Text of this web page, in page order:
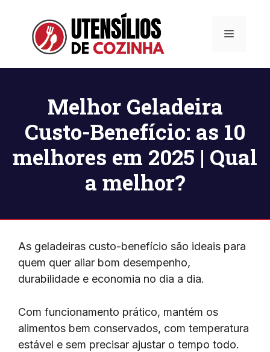
conteúdo
Menu
Melhor Geladeira
Custo-Benefício: as 10
melhores em 2025 | Qual
a melhor?
As geladeiras custo-benefício são ideais para
quem quer aliar bom desempenho,
durabilidade e economia no dia a dia.
Com funcionamento prático, mantém os
alimentos bem conservados, com temperatura
estável e sem precisar ajustar o tempo todo.